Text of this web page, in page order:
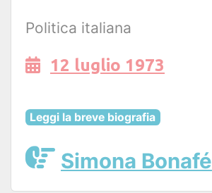
Politica italiana
12 luglio 1973
Leggi la breve biografia
Simona Bonafé